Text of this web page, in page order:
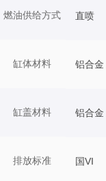
燃油供给方式
缸体材料
缸盖材料
排放标准
直喷
铝合金
铝合金
国VI